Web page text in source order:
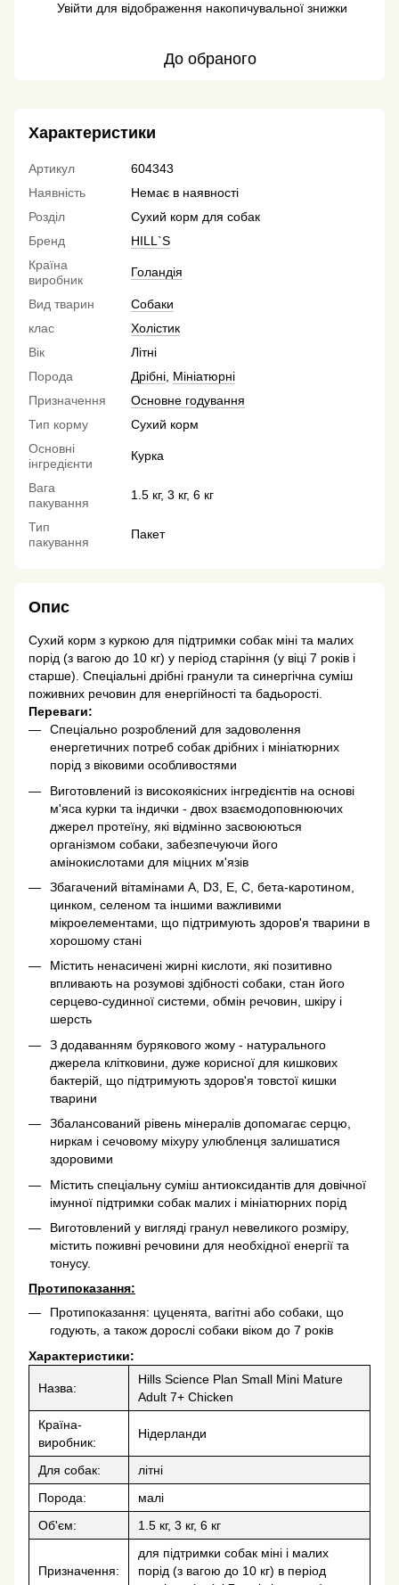
Увійти для відображення накопичувальної знижки
До обраного
Характеристики
Артикул
604343
Наявність
Немає в наявності
Розділ
Сухий корм для собак
Бренд
HILL`S
Країна
виробник
Голандія
Вид тварин
Собаки
клас
Холістик
Вік
Літні
Порода
Дрібні Мініатюрні
Призначення
Основне годування
Тип корму
Сухий корм
Основні
інгредієнти
Курка
Вага
пакування
1.5 кг, 3 кг, 6 кг
Тип
пакування
Пакет
Опис
Сухий корм з куркою для підтримки собак міні та малих
порід (з вагою до 10 кг) у період старіння (у віці 7 років і
старше). Спеціальні дрібні гранули та синергічна суміш
поживних речовин для енергійності та бадьорості.
Переваги:
Спеціально розроблений для задоволення
енергетичних потреб собак дрібних і мініатюрних
порід з віковими особливостями
Виготовлений із високоякісних інгредієнтів на основі
м'яса курки та індички - двох взаємодоповнюючих
джерел протеїну, які відмінно засвоюються
організмом собаки, забезпечуючи його
амінокислотами для міцних м'язів
Збагачений вітамінами A, D3, E, С, бета-каротином,
цинком, селеном та іншими важливими
мікроелементами, що підтримують здоров'я тварини в
хорошому стані
Містить ненасичені жирні кислоти, які позитивно
впливають на розумові здібності собаки, стан його
серцево-судинної системи, обмін речовин, шкіру і
шерсть
З додаванням бурякового жому - натурального
джерела клітковини, дуже корисної для кишкових
бактерій, що підтримують здоров'я товстої кишки
тварини
Збалансований рівень мінералів допомагає серцю,
ниркам і сечовому міхуру улюбленця залишатися
здоровими
Містить спеціальну суміш антиоксидантів для довічної
імунної підтримки собак малих і мініатюрних порід
Виготовлений у вигляді гранул невеликого розміру,
містить поживні речовини для необхідної енергії та
тонусу.
Протипоказання:
Протипоказання: цуценята, вагітні або собаки, що
годують, а також дорослі собаки віком до 7 років
Характеристики:
Назва:
Hills Science Plan Small Mini Mature
Adult 7+ Chicken
Країна-
виробник:
Нідерланди
Для собак:
літні
Порода:
малі
Об'єм:
1.5 кг, 3 кг, 6 кг
Призначення:
для підтримки собак міні і малих
порід (з вагою до 10 кг) в період